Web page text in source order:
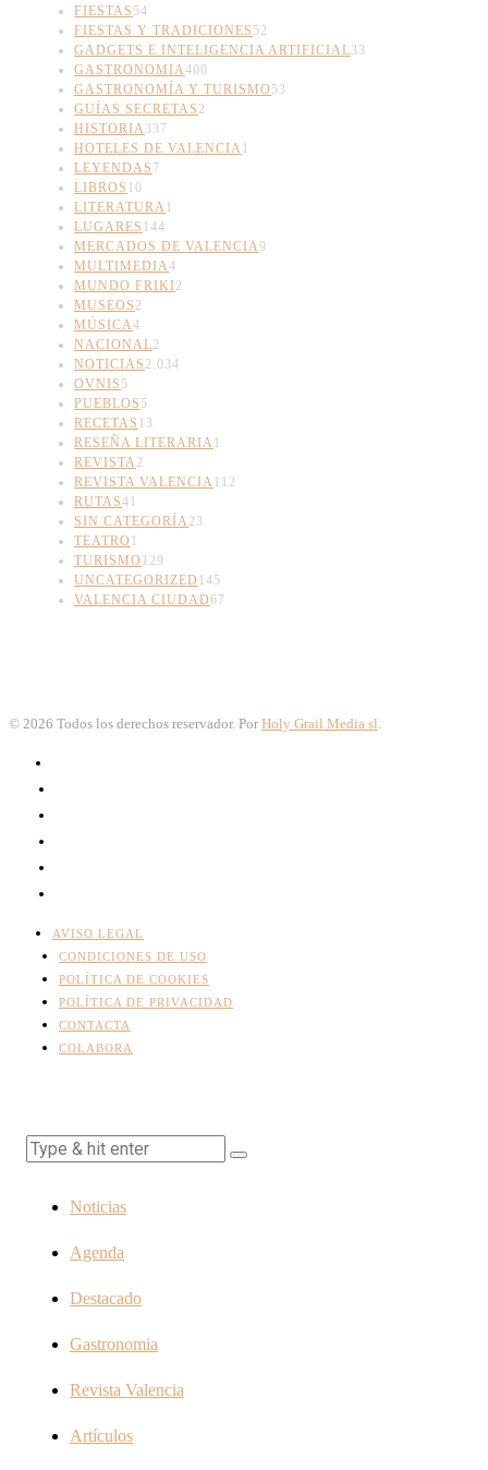
FIESTAS 54
FIESTAS Y TRADICIONES 52
GADGETS E INTELIGENCIA ARTIFICIAL33
GASTRONOMIA400
GASTRONOMÍA Y TURISMO 53
GUÍAS SECRETAS 2
HISTORIA337
HOTELES DE VALENCIA1
LEYENDAS 7
LIBROS 10
LITERATURA1
LUGARES 144
MERCADOS DE VALENCIA9
MULTIMEDIA4
MUNDO FRIKI2
MUSEOS 2
MÚSICA4
NACIONAL2
NOTICIAS 2.034
OVNIS 5
PUEBLOS 5
RECETAS 13
RESEÑA LITERARIA1
REVISTA2
REVISTA VALENCIA112
RUTAS41
SIN CATEGORÍA23
TEATRO 1
TURISMO 129
UNCATEGORIZED 145
VALENCIA CIUDAD67
© 2026 Todos los derechos reservador. Por Holy Grail Media sl
AVISO LEGAL
CONDICIONES DE USO
POLÍTICA DE COOKIES
POLÍTICA DE PRIVACIDAD
CONTACTA
COLABORA
Noticias
Agenda
Destacado
Gastronomia
Revista Valencia
Artículos